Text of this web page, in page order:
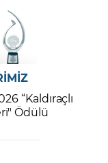
“Kaldıraçlı
Ödülü